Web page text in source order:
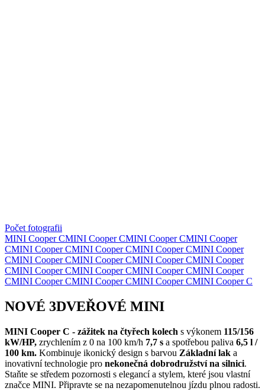
Počet fotografii
MINI Cooper CMINI Cooper CMINI Cooper CMINI Cooper
CMINI Cooper CMINI Cooper CMINI Cooper CMINI Cooper
CMINI Cooper CMINI Cooper CMINI Cooper CMINI Cooper
CMINI Cooper CMINI Cooper CMINI Cooper CMINI Cooper
CMINI Cooper CMINI Cooper CMINI Cooper CMINI Cooper C
NOVÉ 3DVEŘOVÉ MINI
MINI Cooper C - zážitek na čtyřech kolech s výkonem 115/156
kW/HP, zrychlením z 0 na 100 km/h 7,7 s a spotřebou paliva 6,5 l /
100 km. Kombinuje ikonický design s barvou Základní lak a
inovativní technologie pro nekonečná dobrodružství na silnici.
Staňte se středem pozornosti s elegancí a stylem, které jsou vlastní
značce MINI. Připravte se na nezapomenutelnou jízdu plnou radosti.